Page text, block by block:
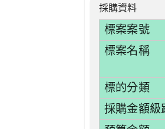
採購資料
標案案號
標案名稱
標的分類
採購金額級